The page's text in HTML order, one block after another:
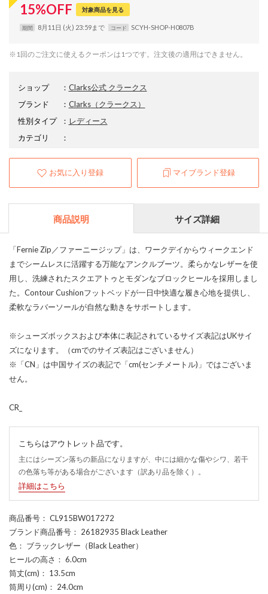
15%OFF 対象商品を見る
期間 8月11日 (火) 23:59まで コード SCYH-SHOP-H0807B
※1回のご注文に使えるクーポンは1つです。注文後の適用はできません。
ショップ ： Clarks公式 クラークス
ブランド
： Clarks（クラークス）
性別タイプ
： レディース
カテゴリ
：
お気に入り登録 マイブランド登録
商品説明 サイズ詳細
「Fernie Zip／ファーニージップ」は、ワークデイからウィークエンド
までシームレスに活躍する万能なアンクルブーツ。柔らかなレザーを使
用し、洗練されたスクエアトゥとモダンなブロックヒールを採用しまし
た。Contour Cushionフットベッドが一日中快適な履き心地を提供し、
柔軟なラバーソールが自然な動きをサポートします。
※シューズボックスおよび本体に表記されているサイズ表記はUKサイ
ズになります。（cmでのサイズ表記はございません）
※「CN」は中国サイズの表記で「cm(センチメートル)」ではございま
せん。
CR_
こちらはアウトレット品です。
主にはシーズン落ちの新品になりますが、中には細かな傷やシワ、若干
の色落ち等がある場合がございます（訳あり品を除く）。
詳細はこちら
商品番号 ： CL915BW017272
ブランド商品番号 ： 26182935 Black Leather
色 ： ブラックレザー（Black Leather）
ヒールの高さ ： 6.0cm
筒丈(cm) ： 13.5cm
筒周り(cm) ： 24.0cm